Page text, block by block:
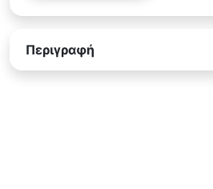
Περιγραφή